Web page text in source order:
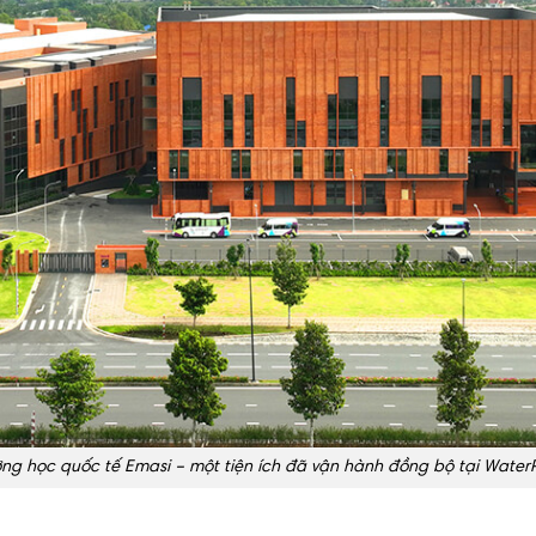
học quốc tế Emasi – một tiện ích đã vận hành đồng bộ tại